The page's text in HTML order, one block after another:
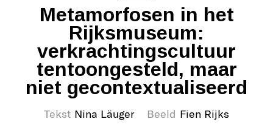
Metamorfosen in het
Rijksmuseum:
verkrachtingscultuur
tentoongesteld, maar
niet gecontextualiseerd
Tekst Nina Läuger Beeld Fien Rijks